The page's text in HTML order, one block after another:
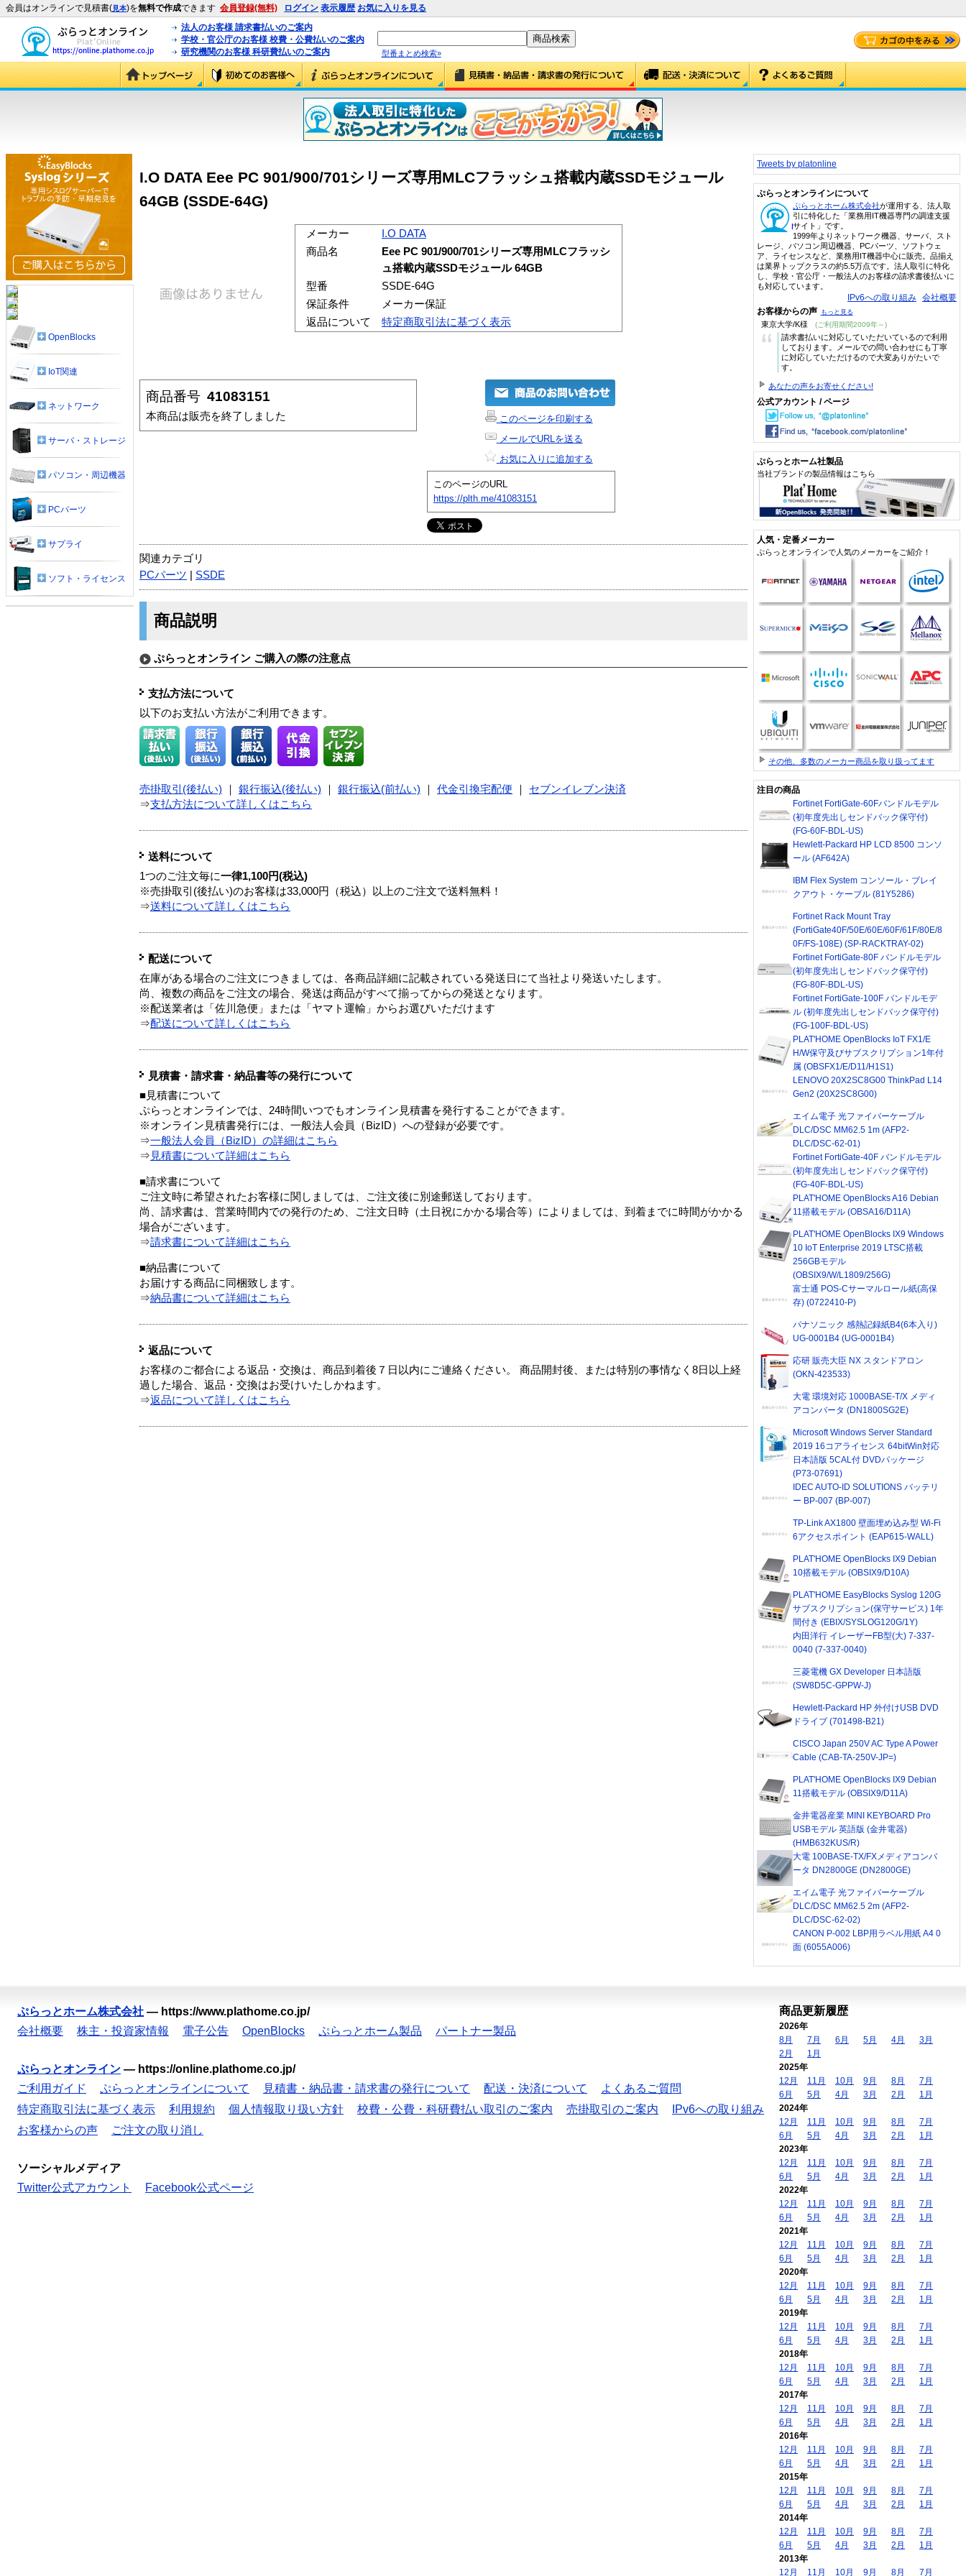
会員はオンラインで見積書(見本)を無料で作成できます 会員登録(無料) ログイン 表示履歴 お気に入りを見る
法人のお客様 請求書払いのご案内
学校・官公庁のお客様 校費・公費払いのご案内
研究機関のお客様 科研費払いのご案内
型番まとめ検索»
I.O DATA Eee PC 901/900/701シリーズ専用MLCフラッシュ搭載内蔵SSDモジュール
64GB (SSDE-64G)
メーカー
I.O DATA
商品名
Eee PC 901/900/701シリーズ専用MLCフラッシ
ュ搭載内蔵SSDモジュール 64GB
型番
SSDE-64G
保証条件
メーカー保証
返品について
特定商取引法に基づく表示
商品番号 41083151
本商品は販売を終了しました
このページを印刷する
メールでURLを送る
お気に入りに追加する
このページのURL
https://plth.me/41083151
関連カテゴリ
PCパーツ
SSDE
商品説明
ぷらっとオンライン ご購入の際の注意点
支払方法について
以下のお支払い方法がご利用できます。
売掛取引(後払い) 銀行振込(後払い) 銀行振込(前払い) 代金引換宅配便
セブンイレブン決済
⇒支払方法について詳しくはこちら
送料について
1つのご注文毎に一律1,100円(税込)
※売掛取引(後払い)のお客様は33,000円（税込）以上のご注文で送料無料！
⇒送料について詳しくはこちら
配送について
在庫がある場合のご注文につきましては、各商品詳細に記載されている発送日にて当社より発送いたします。
尚、複数の商品をご注文の場合、発送は商品がすべて揃ってからの発送となります。
※配送業者は「佐川急便」または「ヤマト運輸」からお選びいただけます
⇒配送について詳しくはこちら
見積書・請求書・納品書等の発行について
■見積書について
ぷらっとオンラインでは、24時間いつでもオンライン見積書を発行することができます。
※オンライン見積書発行には、一般法人会員（BizID）への登録が必要です。
⇒一般法人会員（BizID）の詳細はこちら
⇒ 見積書について詳細はこちら
■請求書について
ご注文時に希望されたお客様に関しましては、ご注文後に別途郵送しております。
尚、請求書は、営業時間内での発行のため、ご注文日時（土日祝にかかる場合等）によりましては、到着までに時間がかかる
場合がございます。
⇒請求書について詳細はこちら
■納品書について
お届けする商品に同梱致します。
⇒納品書について詳細はこちら
返品について
お客様のご都合による返品・交換は、商品到着後７日以内にご連絡ください。 商品開封後、または特別の事情なく8日以上経
過した場合、返品・交換はお受けいたしかねます。
⇒返品について詳しくはこちら
OpenBlocks
IoT関連
ネットワーク
サーバ・ストレージ
パソコン・周辺機器
PCパーツ
サプライ
ソフト・ライセンス
Tweets by platonline
ぷらっとオンラインについて
ぷらっとホーム株式会社が運用する、法人取
引に特化した「業務用IT機器専門の調達支援
サイト」です。
1999年よりネットワーク機器、サーバ、スト
レージ、パソコン周辺機器、PCパーツ、ソフトウェ
ア、ライセンスなど、業務用IT機器中心に販売。品揃え
は業界トップクラスの約5.5万点です。法人取引に特化
し、学校・官公庁・一般法人のお客様の請求書後払いに
も対応しています。
IPv6への取り組み 会社概要
お客様からの声 もっと見る
東京大学/K様 (ご利用期間2009年～)
“
請求書払いに対応していただいているので利用
しております。メールでの問い合わせにも丁寧
に対応していただけるので大変ありがたいで
す。
あなたの声をお寄せください!
公式アカウント / ページ
ぷらっとホーム社製品
当社ブランドの製品情報はこちら
人気・定番メーカー
ぷらっとオンラインで人気のメーカーをご紹介！
その他、多数のメーカー商品を取り扱ってます
注目の商品
Fortinet FortiGate-60Fバンドルモデル
(初年度先出しセンドバック保守付)
(FG-60F-BDL-US)
Hewlett-Packard HP LCD 8500 コンソ
ール (AF642A)
IBM Flex System コンソール・ブレイ
クアウト・ケーブル (81Y5286)
Fortinet Rack Mount Tray
(FortiGate40F/50E/60E/60F/61F/80E/8
0F/FS-108E) (SP-RACKTRAY-02)
Fortinet FortiGate-80F バンドルモデル
(初年度先出しセンドバック保守付)
(FG-80F-BDL-US)
Fortinet FortiGate-100F バンドルモデ
ル (初年度先出しセンドバック保守付)
(FG-100F-BDL-US)
PLAT'HOME OpenBlocks IoT FX1/E
H/W保守及びサブスクリプション1年付
属 (OBSFX1/E/D11/H1S1)
LENOVO 20X2SC8G00 ThinkPad L14
Gen2 (20X2SC8G00)
エイム電子 光ファイバーケーブル
DLC/DSC MM62.5 1m (AFP2-
DLC/DSC-62-01)
Fortinet FortiGate-40F バンドルモデル
(初年度先出しセンドバック保守付)
(FG-40F-BDL-US)
PLAT'HOME OpenBlocks A16 Debian
11搭載モデル (OBSA16/D11A)
PLAT'HOME OpenBlocks IX9 Windows
10 IoT Enterprise 2019 LTSC搭載
256GBモデル
(OBSIX9/W/L1809/256G)
富士通 POS-Cサーマルロール紙(高保
存) (0722410-P)
パナソニック 感熱記録紙B4(6本入り)
UG-0001B4 (UG-0001B4)
応研 販売大臣 NX スタンドアロン
(OKN-423533)
大電 環境対応 1000BASE-T/X メディ
アコンバータ (DN1800SG2E)
Microsoft Windows Server Standard
2019 16コアライセンス 64bitWin対応
日本語版 5CAL付 DVDパッケージ
(P73-07691)
IDEC AUTO-ID SOLUTIONS バッテリ
ー BP-007 (BP-007)
TP-Link AX1800 壁面埋め込み型 Wi-Fi
6アクセスポイント (EAP615-WALL)
PLAT'HOME OpenBlocks IX9 Debian
10搭載モデル (OBSIX9/D10A)
PLAT'HOME EasyBlocks Syslog 120G
サブスクリプション(保守サービス) 1年
間付き (EBIX/SYSLOG120G/1Y)
内田洋行 イレーザーFB型(大) 7-337-
0040 (7-337-0040)
三菱電機 GX Developer 日本語版
(SW8D5C-GPPW-J)
Hewlett-Packard HP 外付けUSB DVD
ドライブ (701498-B21)
CISCO Japan 250V AC Type A Power
Cable (CAB-TA-250V-JP=)
PLAT'HOME OpenBlocks IX9 Debian
11搭載モデル (OBSIX9/D11A)
金井電器産業 MINI KEYBOARD Pro
USBモデル 英語版 (金井電器)
(HMB632KUS/R)
大電 100BASE-TX/FXメディアコンバ
ータ DN2800GE (DN2800GE)
エイム電子 光ファイバーケーブル
DLC/DSC MM62.5 2m (AFP2-
DLC/DSC-62-02)
CANON P-002 LBP用ラベル用紙 A4 0
面 (6055A006)
ぷらっとホーム株式会社 — https://www.plathome.co.jp/
会社概要
株主・投資家情報 電子公告 OpenBlocks ぷらっとホーム製品 パートナー製品
ぷらっとオンライン — https://online.plathome.co.jp/
ご利用ガイド
ぷらっとオンラインについて 見積書・納品書・請求書の発行について 配送・決済について
よくあるご質問
特定商取引法に基づく表示
利用規約 個人情報取り扱い方針 校費・公費・科研費払い取引のご案内 売掛取引のご案内
IPv6への取り組み
お客様からの声
ご注文の取り消し
ソーシャルメディア
Twitter公式アカウント
Facebook公式ページ
商品更新履歴
2026年
8月
7月 6月 5月 4月
3月
2月
1月
2025年
12月
11月 10月 9月 8月
7月
6月
5月 4月 3月 2月
1月
2024年
12月
11月 10月 9月 8月
7月
6月
5月 4月 3月 2月
1月
2023年
12月
11月 10月 9月 8月
7月
6月
5月 4月 3月 2月
1月
2022年
12月
11月 10月 9月 8月
7月
6月
5月 4月 3月 2月
1月
2021年
12月
11月 10月 9月 8月
7月
6月
5月 4月 3月 2月
1月
2020年
12月
11月 10月 9月 8月
7月
6月
5月 4月 3月 2月
1月
2019年
12月
11月 10月 9月 8月
7月
6月
5月 4月 3月 2月
1月
2018年
12月
11月 10月 9月 8月
7月
6月
5月 4月 3月 2月
1月
2017年
12月
11月 10月 9月 8月
7月
6月
5月 4月 3月 2月
1月
2016年
12月
11月 10月 9月 8月
7月
6月
5月 4月 3月 2月
1月
2015年
12月
11月 10月 9月 8月
7月
6月
5月 4月 3月 2月
1月
2014年
12月
11月 10月 9月 8月
7月
6月
5月 4月 3月 2月
1月
2013年
12月
11月 10月 9月 8月 7月